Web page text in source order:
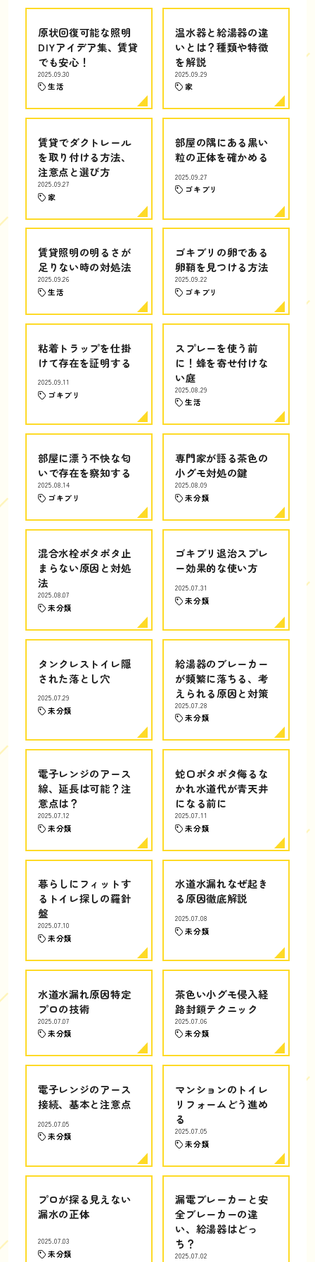
原状回復可能な照明
DIYアイデア集、賃貸
でも安心！
2025.09.30
生活
温水器と給湯器の違
いとは？種類や特徴
を解説
2025.09.29
家
賃貸でダクトレール
を取り付ける方法、
注意点と選び方
2025.09.27
家
部屋の隅にある黒い
粒の正体を確かめる
2025.09.27
ゴキブリ
賃貸照明の明るさが
足りない時の対処法
2025.09.26
生活
ゴキブリの卵である
卵鞘を見つける方法
2025.09.22
ゴキブリ
粘着トラップを仕掛
けて存在を証明する
2025.09.11
ゴキブリ
スプレーを使う前
に！蜂を寄せ付けな
い庭
2025.08.29
生活
部屋に漂う不快な匂
いで存在を察知する
2025.08.14
ゴキブリ
専門家が語る茶色の
小グモ対処の鍵
2025.08.09
未分類
混合水栓ポタポタ止
まらない原因と対処
法
2025.08.07
未分類
ゴキブリ退治スプレ
ー効果的な使い方
2025.07.31
未分類
タンクレストイレ隠
された落とし穴
2025.07.29
未分類
給湯器のブレーカー
が頻繁に落ちる、考
えられる原因と対策
2025.07.28
未分類
電子レンジのアース
線、延長は可能？注
意点は？
2025.07.12
未分類
蛇口ポタポタ侮るな
かれ水道代が青天井
になる前に
2025.07.11
未分類
暮らしにフィットす
るトイレ探しの羅針
盤
2025.07.10
未分類
水道水漏れなぜ起き
る原因徹底解説
2025.07.08
未分類
水道水漏れ原因特定
プロの技術
2025.07.07
未分類
茶色い小グモ侵入経
路封鎖テクニック
2025.07.06
未分類
電子レンジのアース
接続、基本と注意点
2025.07.05
未分類
マンションのトイレ
リフォームどう進め
る
2025.07.05
未分類
プロが探る見えない
漏水の正体
2025.07.03
未分類
漏電ブレーカーと安
全ブレーカーの違
い、給湯器はどっ
ち？
2025.07.02